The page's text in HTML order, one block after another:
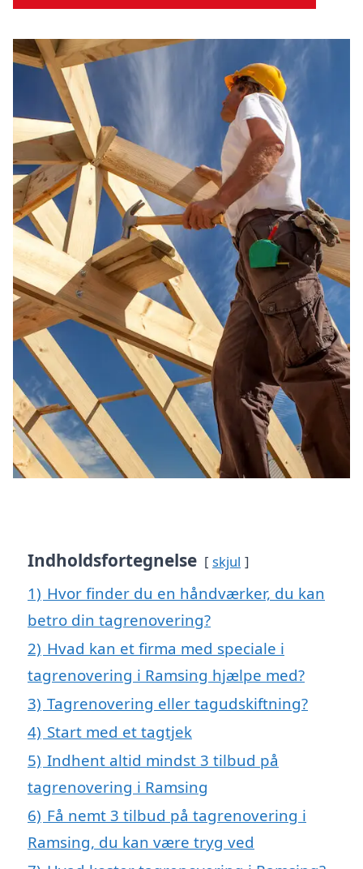
Indholdsfortegnelse skjul
1) Hvor finder du en håndværker, du kan
betro din tagrenovering?
2) Hvad kan et firma med speciale i
tagrenovering i Ramsing hjælpe med?
3) Tagrenovering eller tagudskiftning?
4) Start med et tagtjek
5) Indhent altid mindst 3 tilbud på
tagrenovering i Ramsing
6) Få nemt 3 tilbud på tagrenovering i
Ramsing, du kan være tryg ved